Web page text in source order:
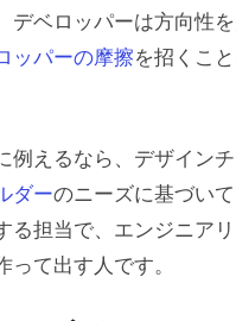
デベロッパーは方向性を
ッパーの摩擦を招くこ
例えるなら、デザイン
ダーのニーズに基づい
る担当で、エンジニア
って出す人です。